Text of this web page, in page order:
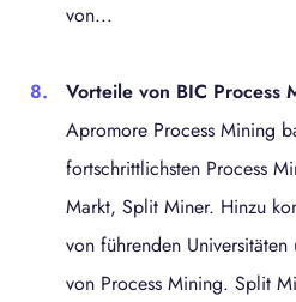
von...
Vorteile von BIC Process
Apromore Process Mining
fortschrittlichsten Process
Markt, Split Miner. Hinzu
von führenden
von Process Mining. Split